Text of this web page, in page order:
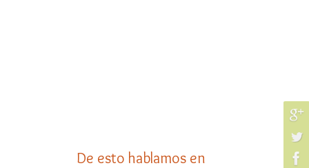
De esto hablamos en